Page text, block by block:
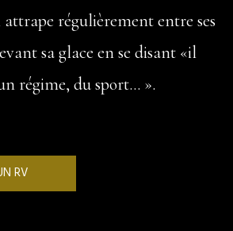
attrape régulièrement entre ses
sa glace en se disant «il
régime, du sport… ».
RV